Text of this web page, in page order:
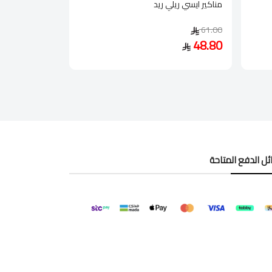
مناكير ايسي ريلي ريد
61.00
48.80
الدفع المتاحة